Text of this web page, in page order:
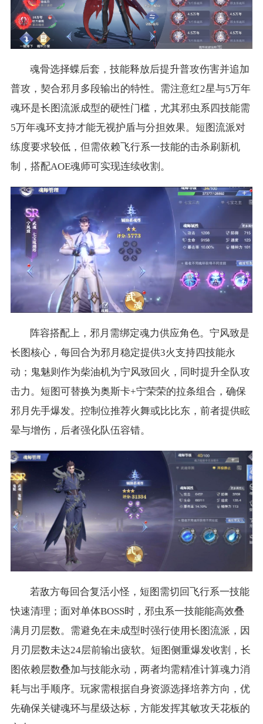
魂骨选择蝶后套，技能释放后提升普攻伤害并追加
普攻，契合邪月多段输出的特性。需注意红2星与5万年
魂环是长图流派成型的硬性门槛，尤其邪虫系四技能需
5万年魂环支持才能无视护盾与分担效果。短图流派对
练度要求较低，但需依赖飞行系一技能的击杀刷新机
制，搭配AOE魂师可实现连续收割。
阵容搭配上，邪月需绑定魂力供应角色。宁风致是
长图核心，每回合为邪月稳定提供3火支持四技能永
动；鬼魅则作为柴油机为宁风致回火，同时提升全队攻
击力。短图可替换为奥斯卡+宁荣荣的拉条组合，确保
邪月先手爆发。控制位推荐火舞或比比东，前者提供眩
晕与增伤，后者强化队伍容错。
若敌方每回合复活小怪，短图需切回飞行系一技能
快速清理；面对单体BOSS时，邪虫系一技能能高效叠
满月刃层数。需避免在未成型时强行使用长图流派，因
月刃层数未达24层前输出疲软。短图侧重爆发收割，长
图依赖层数叠加与技能永动，两者均需精准计算魂力消
耗与出手顺序。玩家需根据自身资源选择培养方向，优
先确保关键魂环与星级达标，方能发挥其敏攻天花板的